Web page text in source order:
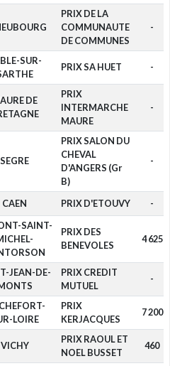
PRIX DE LA
COMMUNAUTE
DE COMMUNES
-
SUR-
PRIX SA HUET -
DE
PRIX
INTERMARCHE
MAURE
-
SEGRE
PRIX SALON DU
CHEVAL
D'ANGERS (Gr
B)
-
CAEN PRIX D'ETOUVY -
SAINT-
PRIX DES
BENEVOLES
4 625
JEAN-DE-
PRIX CREDIT
MUTUEL
-
LOIRE
PRIX
KERJACQUES
7 200
VICHY
PRIX RAOUL ET
NOEL BUSSET
460